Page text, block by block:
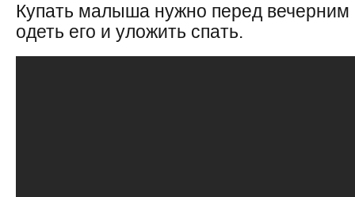
Купать малыша нужно перед вечерним
одеть его и уложить спать.